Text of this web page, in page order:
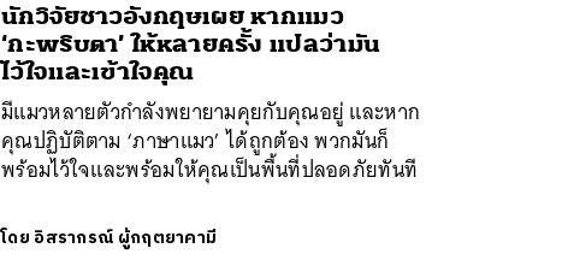
นักวิจัยชาวอังกฤษเผย หากแมว
‘กะพริบตา’ ให้หลายครั้ง แปลว่ามัน
ไว้ใจและเข้าใจคุณ
มีแมวหลายตัวกำลังพยายามคุยกับคุณอยู่ และหาก
คุณปฏิบัติตาม ‘ภาษาแมว’ ได้ถูกต้อง พวกมันก็
พร้อมไว้ใจและพร้อมให้คุณเป็นพื้นที่ปลอดภัยทันที
โดย อิสรากรณ์ ผู้กฤตยาคามี